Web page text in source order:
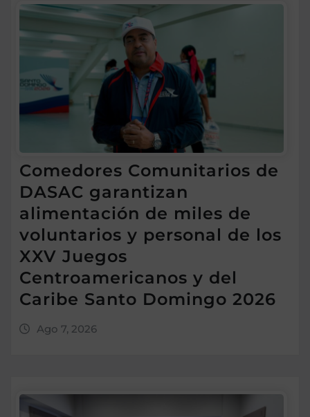
Comedores Comunitarios de
DASAC garantizan
alimentación de miles de
voluntarios y personal de los
XXV Juegos
Centroamericanos y del
Caribe Santo Domingo 2026
Ago 7, 2026